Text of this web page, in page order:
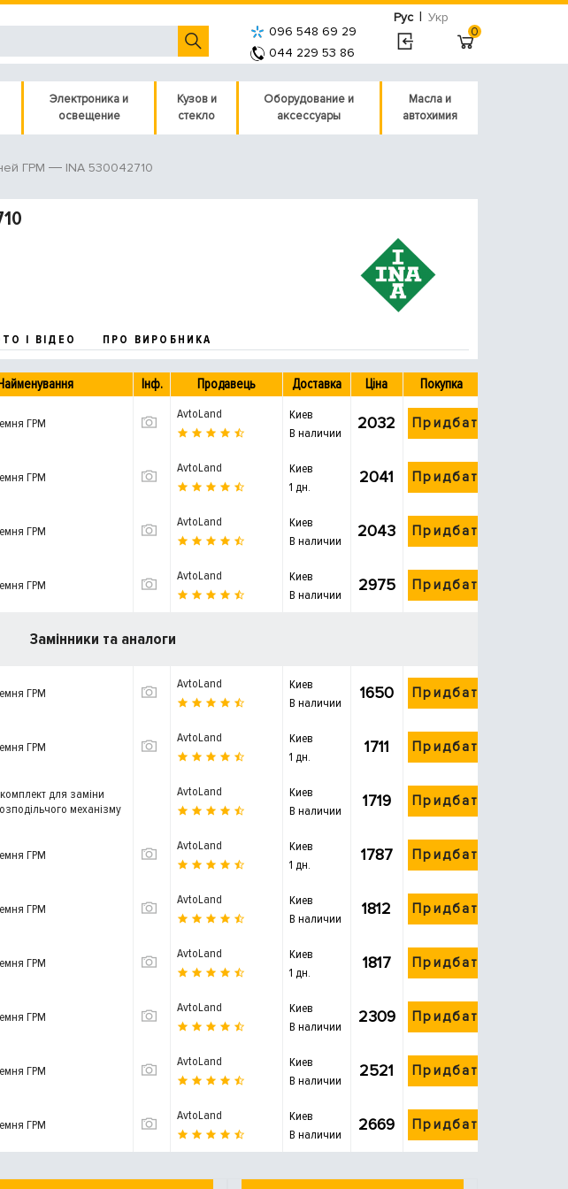
Рус | Укр
096 548 69 29
044 229 53 86
0
Электроника и
освещение
Кузов и
стекло
Оборудование и
аксессуары
Масла и
автохимия
ГРМ INA 530042710
І ВІДЕО ПРО ВИРОБНИКА
Інф. Продавець Доставка Ціна Покупка
ГРМ
AvtoLand
Киев
В наличии
2032 Придбати
ГРМ
AvtoLand
Киев
1 дн.
2041 Придбати
ГРМ
AvtoLand
Киев
В наличии
2043 Придбати
ГРМ
AvtoLand
Киев
В наличии
2975 Придбати
Замінники та аналоги
ГРМ
AvtoLand
Киев
В наличии
1650 Придбати
ГРМ
AvtoLand
Киев
1 дн.
1711 Придбати
для заміни
механізму
AvtoLand
Киев
В наличии
1719 Придбати
ГРМ
AvtoLand
Киев
1 дн.
1787 Придбати
ГРМ
AvtoLand
Киев
В наличии
1812 Придбати
ГРМ
AvtoLand
Киев
1 дн.
1817 Придбати
ГРМ
AvtoLand
Киев
В наличии
2309 Придбати
ГРМ
AvtoLand
Киев
В наличии
2521 Придбати
ГРМ
AvtoLand
Киев
В наличии
2669 Придбати